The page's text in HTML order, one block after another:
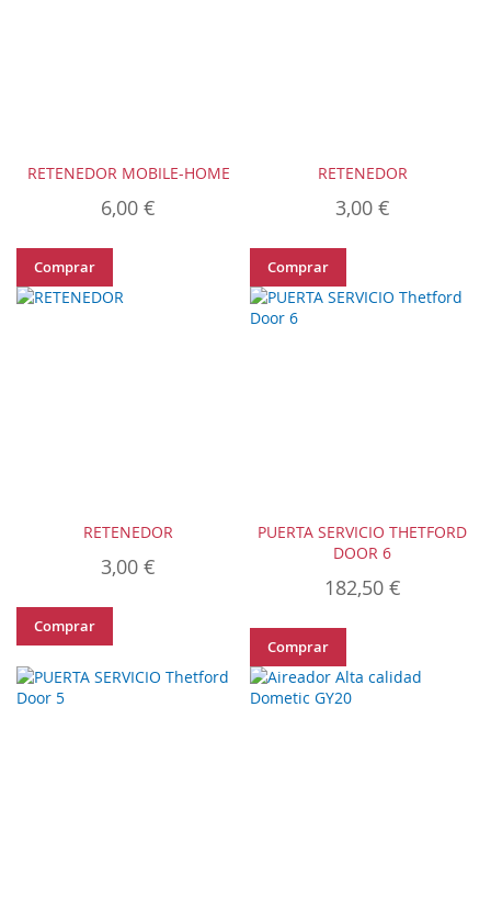
RETENEDOR MOBILE-HOME
6,00 €
Comprar
RETENEDOR
3,00 €
Comprar
RETENEDOR
3,00 €
Comprar
PUERTA SERVICIO THETFORD
DOOR 6
182,50 €
Comprar